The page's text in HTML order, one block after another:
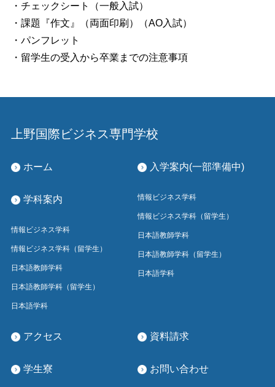
・チェックシート（一般入試）
・課題『作文』（両面印刷）（AO入試）
・パンフレット
・留学生の受入から卒業までの注意事項
上野国際ビジネス専門学校
ホーム
学科案内
情報ビジネス学科
情報ビジネス学科（留学生）
日本語教師学科
日本語教師学科（留学生）
日本語学科
入学案内(一部準備中)
情報ビジネス学科
情報ビジネス学科（留学生）
日本語教師学科
日本語教師学科（留学生）
日本語学科
アクセス
学生寮
資料請求
お問い合わせ